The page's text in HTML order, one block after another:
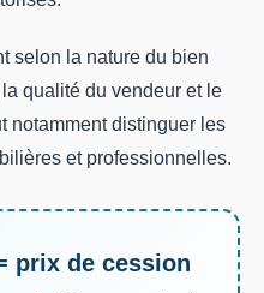
selon la nature du bien
qualité du vendeur et le
notamment distinguer les
et professionnelles.
prix de cession